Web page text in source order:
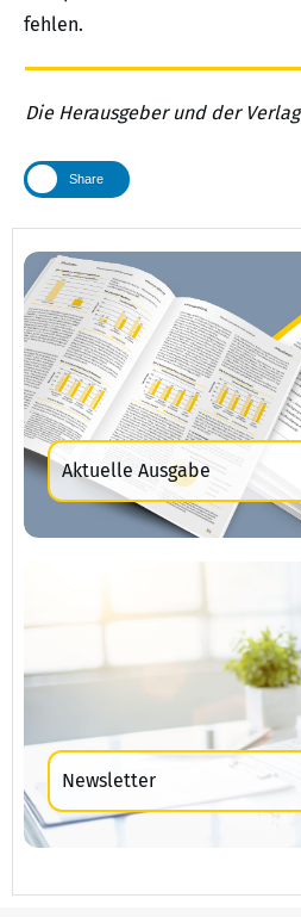
fehlen.
Die Herausgeber und der Verlag
Share
Aktuelle Ausgabe
Newsletter